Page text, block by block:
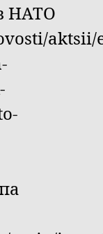
НАТО
aktsii/